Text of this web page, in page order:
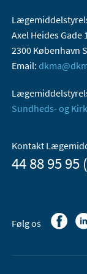
Axel Heides Gade
2300 København S
Email:
Sundheds- og
Kontakt
44 88 95 95
Følg os